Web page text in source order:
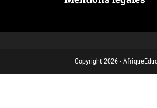
Copyright 2026 -